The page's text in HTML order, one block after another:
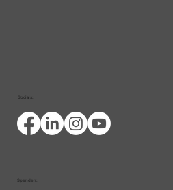
Spenden:
Socials: